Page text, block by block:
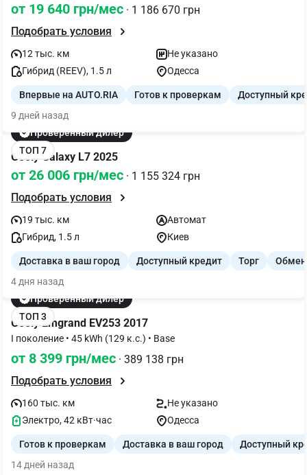
от 19 640 грн/мес · 1 186 670 грн
Подобрать условия
12 тыс. км
Не указано
Гибрид (REEV), 1.5 л
Одесса
Впервые на AUTO.RIA Готов к проверкам
Доступный
9 дней назад
Проверенный дилер
ТОП 7
Geely Galaxy L7 2025
от 26 006 грн/мес · 1 155 324 грн
Подобрать условия
19 тыс. км
Автомат
Гибрид, 1.5 л
Киев
Доставка в ваш город Доступный кредит Торг
Обмен
4 дня назад
Проверенный дилер
ТОП 3
Geely Emgrand EV253 2017
I поколение • 45 kWh (129 к.с.) • Base
от 8 399 грн/мес · 389 138 грн
Подобрать условия
160 тыс. км
Не указано
Электро, 42 кВт·час
Одесса
Готов к проверкам Доставка в ваш город
Доступный
14 дней назад